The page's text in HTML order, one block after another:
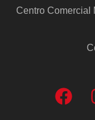
Centro Comercial